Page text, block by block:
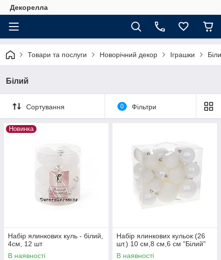
Декорелла
Товари та послуги Новорічний декор Іграшки
Білий
Сортування 0 Фільтри
Новинка
Набір ялинкових куль - білий,
4см, 12 шт
В наявності
Набір ялинкових кульок (26
шт.) 10 см,8 см,6 см "Білий"
В наявності